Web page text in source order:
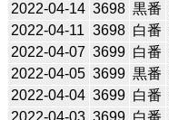
2022-04-14 3698 黒番
2022-04-11 3698 白番
2022-04-07 3699 白番
2022-04-05 3699 黒番
2022-04-04 3699 白番
2022-04-03 3699 白番